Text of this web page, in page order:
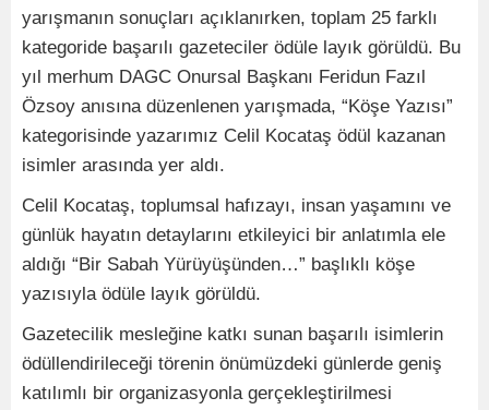
yarışmanın sonuçları açıklanırken, toplam 25 farklı
kategoride başarılı gazeteciler ödüle layık görüldü. Bu
yıl merhum DAGC Onursal Başkanı Feridun Fazıl
Özsoy anısına düzenlenen yarışmada, “Köşe Yazısı”
kategorisinde yazarımız Celil Kocataş ödül kazanan
isimler arasında yer aldı.
Celil Kocataş, toplumsal hafızayı, insan yaşamını ve
günlük hayatın detaylarını etkileyici bir anlatımla ele
aldığı “Bir Sabah Yürüyüşünden…” başlıklı köşe
yazısıyla ödüle layık görüldü.
Gazetecilik mesleğine katkı sunan başarılı isimlerin
ödüllendirileceği törenin önümüzdeki günlerde geniş
katılımlı bir organizasyonla gerçekleştirilmesi